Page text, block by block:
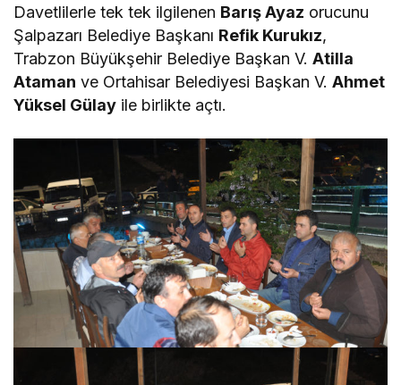
Davetlilerle tek tek ilgilenen Barış Ayaz orucunu
Şalpazarı Belediye Başkanı Refik Kurukız,
Trabzon Büyükşehir Belediye Başkan V.Atilla
Ataman ve Ortahisar Belediyesi Başkan V.Ahmet
Yüksel Gülay ile birlikte açtı.